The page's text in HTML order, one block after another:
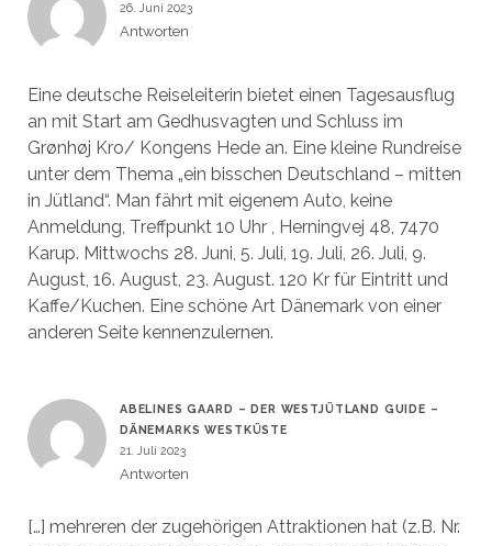
26. Juni 2023
Antworten
Eine deutsche Reiseleiterin bietet einen Tagesausflug
an mit Start am Gedhusvagten und Schluss im
Grønhøj Kro/ Kongens Hede an. Eine kleine Rundreise
unter dem Thema „ein bisschen Deutschland – mitten
in Jütland“. Man fährt mit eigenem Auto, keine
Anmeldung, Treffpunkt 10 Uhr , Herningvej 48, 7470
Karup. Mittwochs 28. Juni, 5. Juli, 19. Juli, 26. Juli, 9.
August, 16. August, 23. August. 120 Kr für Eintritt und
Kaffe/Kuchen. Eine schöne Art Dänemark von einer
anderen Seite kennenzulernen.
ABELINES GAARD – DER WESTJÜTLAND GUIDE –
DÄNEMARKS WESTKÜSTE
21. Juli 2023
Antworten
[…] mehreren der zugehörigen Attraktionen hat (z.B. Nr.